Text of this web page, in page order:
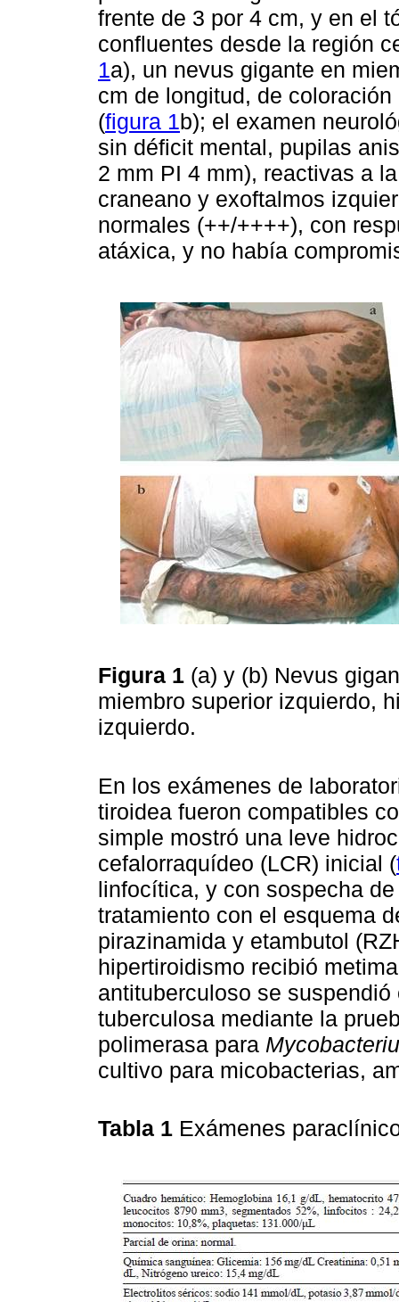
frente de 3 por 4 cm, y en el
confluentes desde la región
1a), un nevus gigante en
cm de longitud, de
(figura 1b); el examen
sin déficit mental, pupilas
2 mm PI 4 mm), reactivas a
craneano y exoftalmos
normales (++/++++), con
atáxica, y no había
Figura 1 (a) y (b) Nevus
miembro superior izquierdo,
izquierdo.
En los exámenes de
tiroidea fueron compatibles
simple mostró una leve
cefalorraquídeo (LCR) inicial (
linfocítica, y con sospecha
tratamiento con el esquema
pirazinamida y etambutol
hipertiroidismo recibió
antituberculoso se
tuberculosa mediante la
polimerasa para
cultivo para micobacterias,
Tabla 1 Exámenes